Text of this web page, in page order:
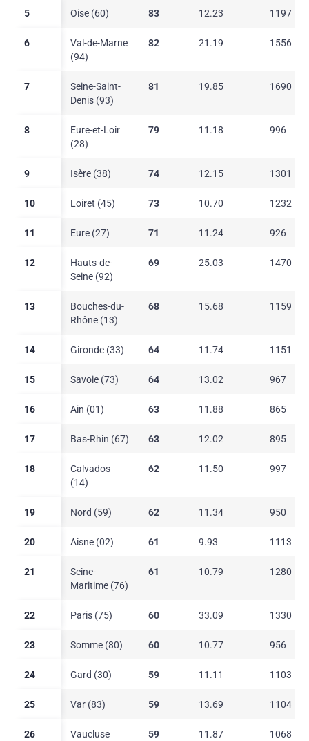
5 Oise (60) 83 12.23 1197
6
Val-de-Marne
(94)
82 21.19 1556
7
Seine-Saint-
Denis (93)
81 19.85 1690
8
Eure-et-Loir
(28)
79 11.18 996
9 Isère (38) 74 12.15 1301
10 Loiret (45) 73 10.70 1232
11 Eure (27) 71 11.24 926
12
Hauts-de-
Seine (92)
69 25.03 1470
13
Bouches-du-
Rhône (13)
68 15.68 1159
14 Gironde (33) 64 11.74 1151
15 Savoie (73) 64 13.02 967
16 Ain (01) 63 11.88 865
17 Bas-Rhin (67) 63 12.02 895
18
Calvados
(14)
62 11.50 997
19 Nord (59) 62 11.34 950
20 Aisne (02) 61 9.93 1113
21
Seine-
Maritime (76)
61 10.79 1280
22 Paris (75) 60 33.09 1330
23 Somme (80) 60 10.77 956
24 Gard (30) 59 11.11 1103
25 Var (83) 59 13.69 1104
26
Vaucluse
59 11.87 1068